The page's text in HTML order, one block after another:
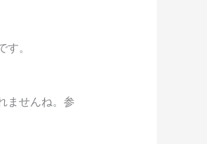
。
ませんね。参